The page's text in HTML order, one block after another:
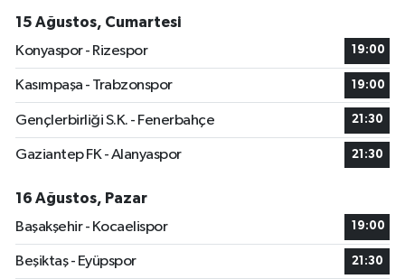
15 Ağustos, Cumartesi
Konyaspor - Rizespor
19:00
Kasımpaşa - Trabzonspor 19:00
Gençlerbirliği S.K. - Fenerbahçe 21:30
Gaziantep FK - Alanyaspor 21:30
16 Ağustos, Pazar
Başakşehir - Kocaelispor
19:00
Beşiktaş - Eyüpspor 21:30